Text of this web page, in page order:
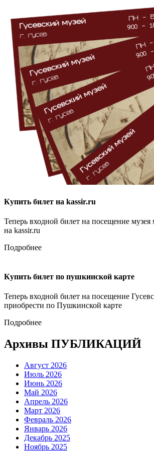
Купить билет на kassir.ru
Теперь входной билет на посещение
на kassir.ru
Подробнее
Купить билет по пушкинской карте
Теперь входной билет на посещение
приобрести по Пушкинской карте
Подробнее
Архивы ПУБЛИКАЦИЙ
Август 2026
Июль 2026
Июнь 2026
Май 2026
Апрель 2026
Март 2026
Февраль 2026
Январь 2026
Декабрь 2025
Ноябрь 2025